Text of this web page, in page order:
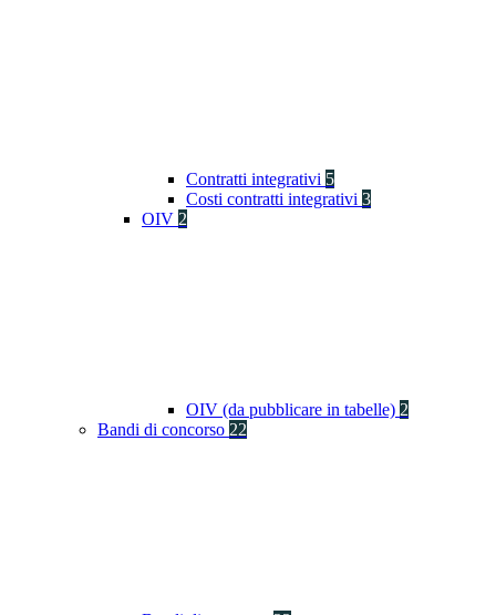
Contratti integrativi 5
Costi contratti integrativi 3
OIV 2
OIV (da pubblicare in tabelle) 2
Bandi di concorso 22